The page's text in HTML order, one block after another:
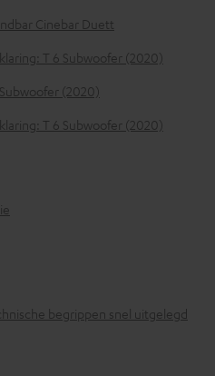
Cinebar Duett
T 6 Subwoofer (2020)
(2020)
T 6 Subwoofer (2020)
begrippen snel uitgelegd